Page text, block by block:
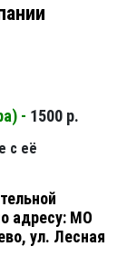
- 1500 р.
с её
адресу: МО
ул. Лесная